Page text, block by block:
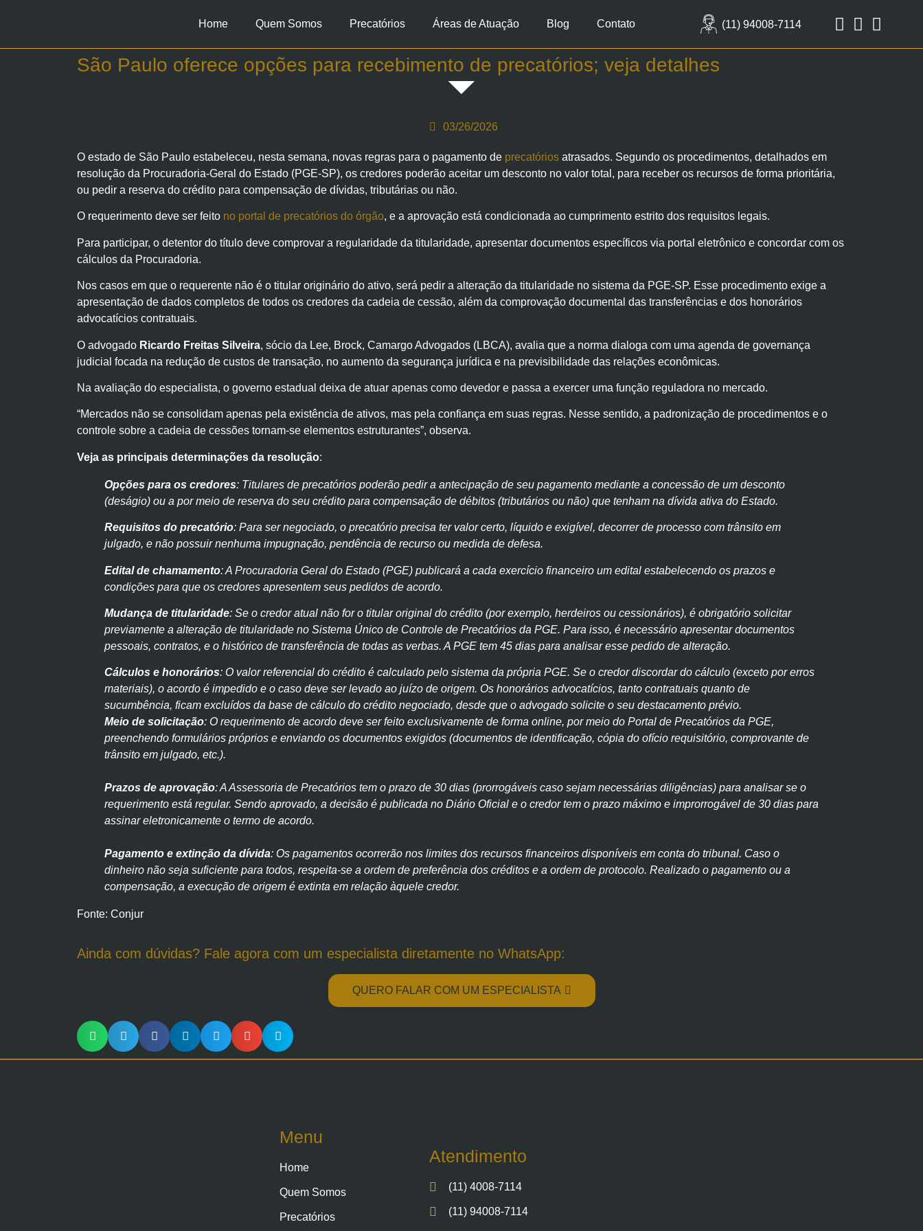
Home Quem Somos Precatórios Áreas de Atuação Blog Contato (11) 94008-7114
São Paulo oferece opções para recebimento de precatórios; veja detalhes
03/26/2026
O estado de São Paulo estabeleceu, nesta semana, novas regras para o pagamento de precatórios atrasados. Segundo os procedimentos, detalhados em
resolução da Procuradoria-Geral do Estado (PGE-SP), os credores poderão aceitar um desconto no valor total, para receber os recursos de forma prioritária,
ou pedir a reserva do crédito para compensação de dívidas, tributárias ou não.
O requerimento deve ser feito no portal de precatórios do órgão, e a aprovação está condicionada ao cumprimento estrito dos requisitos legais.
Para participar, o detentor do título deve comprovar a regularidade da titularidade, apresentar documentos específicos via portal eletrônico e concordar com os
cálculos da Procuradoria.
Nos casos em que o requerente não é o titular originário do ativo, será pedir a alteração da titularidade no sistema da PGE-SP. Esse procedimento exige a
apresentação de dados completos de todos os credores da cadeia de cessão, além da comprovação documental das transferências e dos honorários
advocatícios contratuais.
O advogado Ricardo Freitas Silveira, sócio da Lee, Brock, Camargo Advogados (LBCA), avalia que a norma dialoga com uma agenda de governança
judicial focada na redução de custos de transação, no aumento da segurança jurídica e na previsibilidade das relações econômicas.
Na avaliação do especialista, o governo estadual deixa de atuar apenas como devedor e passa a exercer uma função reguladora no mercado.
“Mercados não se consolidam apenas pela existência de ativos, mas pela confiança em suas regras. Nesse sentido, a padronização de procedimentos e o
controle sobre a cadeia de cessões tornam-se elementos estruturantes”, observa.
Veja as principais determinações da resolução:
Opções para os credores: Titulares de precatórios poderão pedir a antecipação de seu pagamento mediante a concessão de um desconto
(deságio) ou a por meio de reserva do seu crédito para compensação de débitos (tributários ou não) que tenham na dívida ativa do Estado.
Requisitos do precatório: Para ser negociado, o precatório precisa ter valor certo, líquido e exigível, decorrer de processo com trânsito em
julgado, e não possuir nenhuma impugnação, pendência de recurso ou medida de defesa.
Edital de chamamento: A Procuradoria Geral do Estado (PGE) publicará a cada exercício financeiro um edital estabelecendo os prazos e
condições para que os credores apresentem seus pedidos de acordo.
Mudança de titularidade: Se o credor atual não for o titular original do crédito (por exemplo, herdeiros ou cessionários), é obrigatório solicitar
previamente a alteração de titularidade no Sistema Único de Controle de Precatórios da PGE. Para isso, é necessário apresentar documentos
pessoais, contratos, e o histórico de transferência de todas as verbas. A PGE tem 45 dias para analisar esse pedido de alteração.
Cálculos e honorários: O valor referencial do crédito é calculado pelo sistema da própria PGE. Se o credor discordar do cálculo (exceto por erros
materiais), o acordo é impedido e o caso deve ser levado ao juízo de origem. Os honorários advocatícios, tanto contratuais quanto de
sucumbência, ficam excluídos da base de cálculo do crédito negociado, desde que o advogado solicite o seu destacamento prévio.
Meio de solicitação: O requerimento de acordo deve ser feito exclusivamente de forma online, por meio do Portal de Precatórios da PGE,
preenchendo formulários próprios e enviando os documentos exigidos (documentos de identificação, cópia do ofício requisitório, comprovante de
trânsito em julgado, etc.).
Prazos de aprovação: A Assessoria de Precatórios tem o prazo de 30 dias (prorrogáveis caso sejam necessárias diligências) para analisar se o
requerimento está regular. Sendo aprovado, a decisão é publicada no Diário Oficial e o credor tem o prazo máximo e improrrogável de 30 dias para
assinar eletronicamente o termo de acordo.
Pagamento e extinção da dívida: Os pagamentos ocorrerão nos limites dos recursos financeiros disponíveis em conta do tribunal. Caso o
dinheiro não seja suficiente para todos, respeita-se a ordem de preferência dos créditos e a ordem de protocolo. Realizado o pagamento ou a
compensação, a execução de origem é extinta em relação àquele credor.
Fonte: Conjur
Ainda com dúvidas? Fale agora com um especialista diretamente no WhatsApp:
QUERO FALAR COM UM ESPECIALISTA
Menu
Home
Quem Somos
Precatórios
Atendimento
(11) 4008-7114
(11) 94008-7114